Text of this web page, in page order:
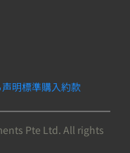
明標準購入約款
Pte Ltd. All rights